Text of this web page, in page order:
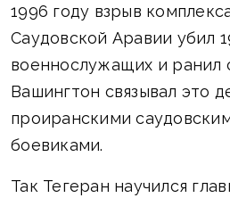
1996 году взрыв
Саудовской Аравии убил
военнослужащих и ранил
Вашингтон связывал это
проиранскими
боевиками.
Так Тегеран научился